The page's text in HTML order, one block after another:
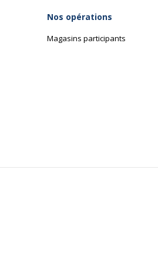
Nos opérations
Magasins participants